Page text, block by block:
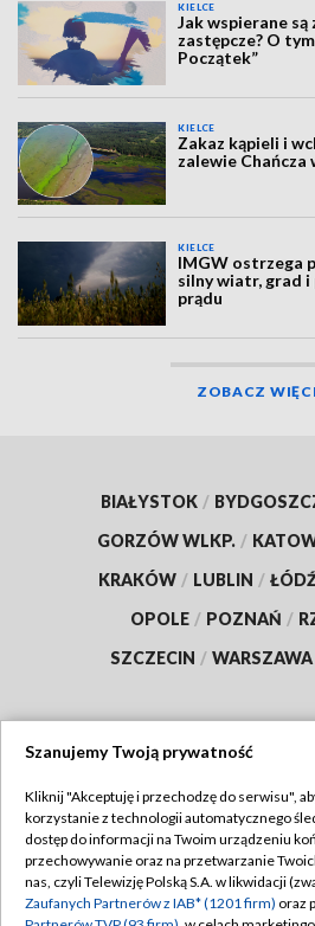
KIELCE
Jak wspierane
zastępcze? O
Początek”
KIELCE
Zakaz kąpieli i
zalewie
KIELCE
IMGW ostrzega
silny wiatr, grad
prądu
ZOBACZ
BIAŁYSTOK /
GORZÓW WLKP. /
KRAKÓW / LUBLIN /
OPOLE / POZNAŃ /
SZCZECIN / WARSZAWA
TVP
Abonament TVP
Emisja w TVP
Regulamin
Polityka
Szanujemy Twoją prywatność
Kliknij "Akceptuję i przechodzę do serwisu",
korzystanie z technologii automatycznego
dostęp do informacji na Twoim urządzeniu
przechowywanie oraz na przetwarzanie
nas, czyli Telewizję Polską S.A. w likwidacji
Zaufanych Partnerów z IAB* (1201 firm) oraz